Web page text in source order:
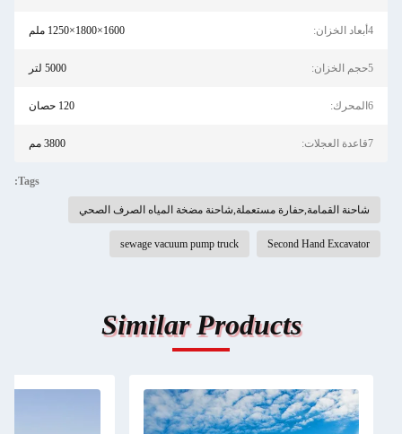
4أبعاد الخزان: 1600×1800×1250 ملم
5حجم الخزان: 5000 لتر
6المحرك: 120 حصان
7قاعدة العجلات: 3800 مم
Tags:
شاحنة القمامة,حفارة مستعملة,شاحنة مضخة المياه الصرف الصحي
Second Hand Excavator
sewage vacuum pump truck
Similar Products